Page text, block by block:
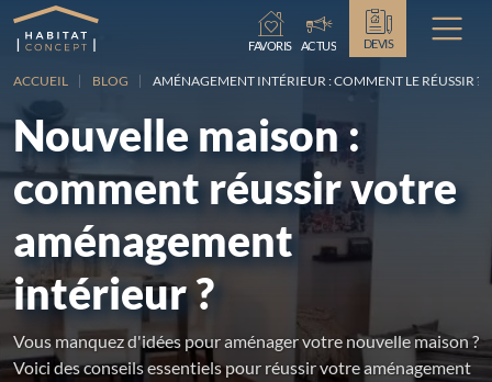
FAVORIS ACTUS DEVIS
ACCUEIL BLOG AMÉNAGEMENT INTÉRIEUR : COMMENT LE RÉUSSIR ?
Nouvelle maison :
comment réussir votre
aménagement
intérieur ?
Vous manquez d'idées pour aménager votre nouvelle maison ?
Voici des conseils essentiels pour réussir votre aménagement